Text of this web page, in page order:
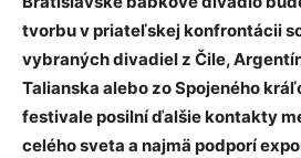
tvorbu v priateľskej konfrontácii
vybraných divadiel z Čile,
Talianska alebo zo Spojeného
festivale posilní ďalšie kontakty
celého sveta a najmä podporí